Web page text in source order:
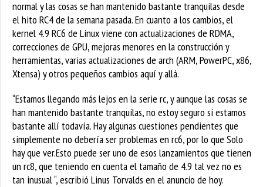
normal y las cosas se han mantenido bastante tranquilas desde
el hito RC4 de la semana pasada. En cuanto a los cambios, el
kernel 4.9 RC6 de Linux viene con actualizaciones de RDMA,
correcciones de GPU, mejoras menores en la construcción y
herramientas, varias actualizaciones de arch (ARM, PowerPC, x86,
Xtensa) y otros pequeños cambios aquí y allá.
“Estamos llegando más lejos en la serie rc, y aunque las cosas se
han mantenido bastante tranquilas, no estoy seguro si estamos
bastante allí todavía. Hay algunas cuestiones pendientes que
simplemente no debería ser problemas en rc6, por lo que Solo
hay que ver.Esto puede ser uno de esos lanzamientos que tienen
un rc8, que teniendo en cuenta el tamaño de 4.9 tal vez no es
tan inusual “, escribió Linus Torvalds en el anuncio de hoy.